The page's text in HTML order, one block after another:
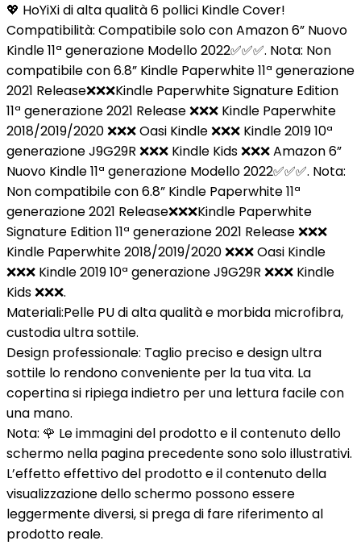
💖 HoYiXi di alta qualità 6 pollici Kindle Cover!
Compatibilità: Compatibile solo con Amazon 6” Nuovo
Kindle 11ª generazione Modello 2022✅✅✅. Nota: Non
compatibile con 6.8” Kindle Paperwhite 11ª generazione
2021 Release❌❌❌Kindle Paperwhite Signature Edition
11ª generazione 2021 Release ❌❌❌ Kindle Paperwhite
2018/2019/2020 ❌❌❌ Oasi Kindle ❌❌❌ Kindle 2019 10ª
generazione J9G29R ❌❌❌ Kindle Kids ❌❌❌ Amazon 6”
Nuovo Kindle 11ª generazione Modello 2022✅✅✅. Nota:
Non compatibile con 6.8” Kindle Paperwhite 11ª
generazione 2021 Release❌❌❌Kindle Paperwhite
Signature Edition 11ª generazione 2021 Release ❌❌❌
Kindle Paperwhite 2018/2019/2020 ❌❌❌ Oasi Kindle
❌❌❌ Kindle 2019 10ª generazione J9G29R ❌❌❌ Kindle
Kids ❌❌❌.
Materiali:Pelle PU di alta qualità e morbida microfibra,
custodia ultra sottile.
Design professionale: Taglio preciso e design ultra
sottile lo rendono conveniente per la tua vita. La
copertina si ripiega indietro per una lettura facile con
una mano.
Nota: 🌹 Le immagini del prodotto e il contenuto dello
schermo nella pagina precedente sono solo illustrativi.
L’effetto effettivo del prodotto e il contenuto della
visualizzazione dello schermo possono essere
leggermente diversi, si prega di fare riferimento al
prodotto reale.